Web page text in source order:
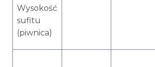
Wysokość
sufitu
(piwnica)